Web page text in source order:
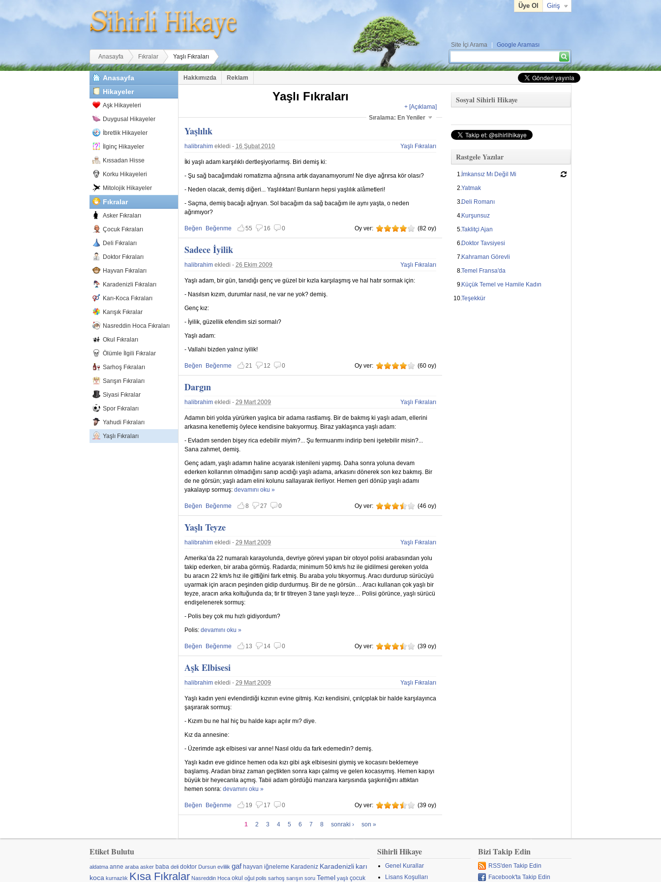
Buradasınız
Anasayfa Fıkralar Yaşlı Fıkraları
Üye Ol Giriş
Site İçi Arama Google Araması
Arama formu
Anasayfa
Hikayeler
Aşk Hikayeleri
Duygusal Hikayeler
İbretlik Hikayeler
İlginç Hikayeler
Kıssadan Hisse
Korku Hikayeleri
Mitolojik Hikayeler
Fıkralar
Asker Fıkraları
Çocuk Fıkraları
Deli Fıkraları
Doktor Fıkraları
Hayvan Fıkraları
Karadenizli Fıkraları
Karı-Koca Fıkraları
Karışık Fıkralar
Nasreddin Hoca Fıkraları
Okul Fıkraları
Ölümle İlgili Fıkralar
Sarhoş Fıkraları
Sarışın Fıkraları
Siyasi Fıkralar
Spor Fıkraları
Yahudi Fıkraları
Yaşlı Fıkraları
Hakkımızda Reklam
Yaşlı Fıkraları
+ [Açıklama]
Sıralama: En Yeniler
Yaşlılık
halibrahim ekledi - 16 Şubat 2010 Yaşlı Fıkraları
İki yaşlı adam karşılıklı dertleşiyorlarmış. Biri demiş ki:
- Şu sağ bacağımdaki romatizma ağrısına artık dayanamıyorum! Ne diye ağrırsa kör olası?
- Neden olacak, demiş diğeri... Yaşlılıktan! Bunların hepsi yaşlılık alâmetleri!
- Saçma, demiş bacağı ağrıyan. Sol bacağım da sağ bacağım ile aynı yaşta, o neden
ağrımıyor?
Oy ver: 4
(82 oy)
Beğen
Beğenmekten vazgeç
Beğenme
Beğenmemekten vazgeç
55 16 0
Sadece İyilik
halibrahim ekledi - 26 Ekim 2009 Yaşlı Fıkraları
Yaşlı adam, bir gün, tanıdığı genç ve güzel bir kızla karşılaşmış ve hal hatır sormak için:
- Nasılsın kızım, durumlar nasıl, ne var ne yok? demiş.
Genç kız:
- İyilik, güzellik efendim sizi sormalı?
Yaşlı adam:
- Vallahi bizden yalnız iyilik!
Oy ver: 4
(60 oy)
Beğen
Beğenmekten vazgeç
Beğenme
Beğenmemekten vazgeç
21 12 0
Dargın
halibrahim ekledi - 29 Mart 2009 Yaşlı Fıkraları
Adamın biri yolda yürürken yaşlıca bir adama rastlamış. Bir de bakmış ki yaşlı adam, ellerini
arkasına kenetlemiş öylece kendisine bakıyormuş. Biraz yaklaşınca yaşlı adam:
- Evladım senden bişey rica edebilir miyim?... Şu fermuarımı indirip beni işetebilir misin?...
Sana zahmet, demiş.
Genç adam, yaşlı adamın haline acıyarak istenileni yapmış. Daha sonra yoluna devam
ederken kollarının olmadığını sanıp acıdığı yaşlı adama, arkasını dönerek son kez bakmış. Bir
de ne görsün; yaşlı adam elini kolunu sallayarak ilerliyor. Hemen geri dönüp yaşlı adamı
yakalayıp sormuş: Dargın hakkında
devamını oku »
Oy ver: 3.5
(46 oy)
Beğen
Beğenmekten vazgeç
Beğenme
Beğenmemekten vazgeç
8 27 0
Yaşlı Teyze
halibrahim ekledi - 29 Mart 2009 Yaşlı Fıkraları
Amerika’da 22 numaralı karayolunda, devriye görevi yapan bir otoyol polisi arabasından yolu
takip ederken, bir araba görmüş. Radarda; minimum 50 km/s hız ile gidilmesi gereken yolda
bu aracın 22 km/s hız ile gittiğini fark etmiş. Bu araba yolu tıkıyormuş. Aracı durdurup sürücüyü
uyarmak için aracın peşinden gidip durdurmuş. Bir de ne görsün… Aracı kullanan çok yaşlı bir
teyze, aracın arka koltuğunda da; tir tir titreyen 3 tane yaşlı teyze… Polisi görünce, yaşlı sürücü
endişelenerek sormuş:
- Polis bey çok mu hızlı gidiyordum?
Polis: Yaşlı Teyze hakkında
devamını oku »
Oy ver: 3.5
(39 oy)
Beğen
Beğenmekten vazgeç
Beğenme
Beğenmemekten vazgeç
13 14 0
Aşk Elbisesi
halibrahim ekledi - 29 Mart 2009 Yaşlı Fıkraları
Yaşlı kadın yeni evlendirdiği kızının evine gitmiş. Kızı kendisini, çırılçıplak bir halde karşılayınca
şaşırarak sormuş:
- Kızım bu ne hal hiç bu halde kapı açılır mı? diye.
Kız da annesine:
- Üzerimde aşk elbisesi var anne! Nasıl oldu da fark edemedin? demiş.
Yaşlı kadın eve gidince hemen oda kızı gibi aşk elbisesini giymiş ve kocasını beklemeye
başlamış. Aradan biraz zaman geçtikten sonra kapı çalmış ve gelen kocasıymış. Hemen kapıyı
büyük bir heyecanla açmış. Tabii adam gördüğü manzara karşısında şaşkınlığını attıktan
hemen sonra: Aşk Elbisesi hakkında
devamını oku »
Oy ver: 3.5
(39 oy)
Beğen
Beğenmekten vazgeç
Beğenme
Beğenmemekten vazgeç
19 17 0
1 2 3 4 5 6 7 8 sonraki › son »
Sosyal Sihirli Hikaye
Rastgele Yazılar
İmkansız Mı Değil Mi
Yatmak
Deli Romanı
Kurşunsuz
Taklitçi Ajan
Doktor Tavsiyesi
Kahraman Görevli
Temel Fransa'da
Küçük Temel ve Hamile Kadın
Teşekkür
Etiket Bulutu
aldatma anne araba asker baba deli doktor Dursun evlilik gaf hayvan iğneleme Karadeniz Karadenizli karı
koca kurnazlık Kısa Fıkralar Nasreddin Hoca okul oğul polis sarhoş sarışın soru Temel yaşlı çocuk
Sihirli Hikaye
Genel Kurallar
Lisans Koşulları
Bizi Takip Edin
RSS'den Takip Edin
Facebook'ta Takip Edin